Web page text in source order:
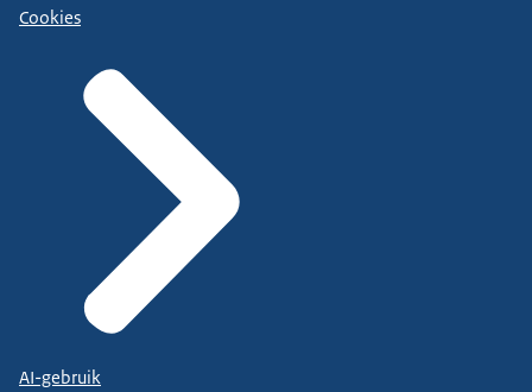
Cookies
AI-gebruik